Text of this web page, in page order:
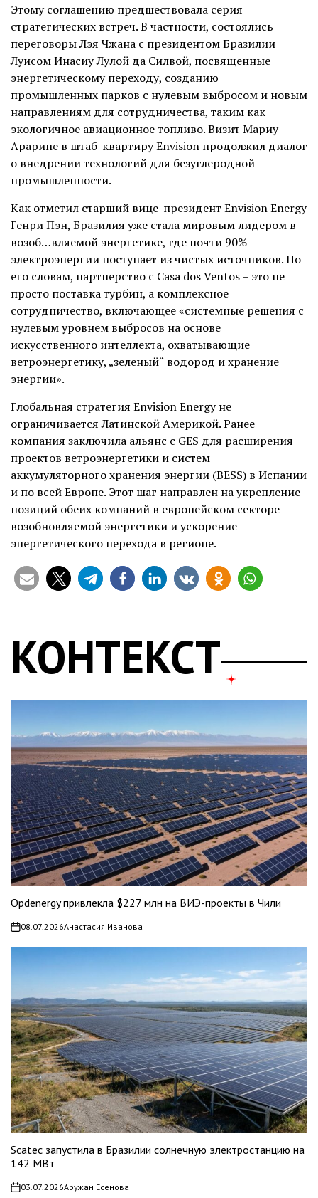
Этому соглашению предшествовала серия
стратегических встреч. В частности, состоялись
переговоры Лэя Чжана с президентом Бразилии
Луисом Инасиу Лулой да Силвой, посвященные
энергетическому переходу, созданию
промышленных парков с нулевым выбросом и новым
направлениям для сотрудничества, таким как
экологичное авиационное топливо. Визит Мариу
Арарипе в штаб-квартиру Envision продолжил диалог
о внедрении технологий для безуглеродной
промышленности.
Как отметил старший вице-президент Envision Energy
Генри Пэн, Бразилия уже стала мировым лидером в
возоб…вляемой энергетике, где почти 90%
электроэнергии поступает из чистых источников. По
его словам, партнерство с Casa dos Ventos – это не
просто поставка турбин, а комплексное
сотрудничество, включающее «системные решения с
нулевым уровнем выбросов на основе
искусственного интеллекта, охватывающие
ветроэнергетику, „зеленый“ водород и хранение
энергии».
Глобальная стратегия Envision Energy не
ограничивается Латинской Америкой. Ранее
компания заключила альянс с GES для расширения
проектов ветроэнергетики и систем
аккумуляторного хранения энергии (BESS) в Испании
и по всей Европе. Этот шаг направлен на укрепление
позиций обеих компаний в европейском секторе
возобновляемой энергетики и ускорение
энергетического перехода в регионе.
КОНТЕКСТ
Opdenergy привлекла $227 млн на ВИЭ-проекты в Чили
on08.07.2026Анастасия Иванова
Scatec запустила в Бразилии солнечную электростанцию на
142 МВт
on03.07.2026Аружан Есенова